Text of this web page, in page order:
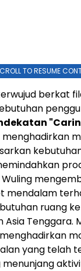
TO RESUME
berkat
menghadirkan
mendalam
ruang
Asia Tenggara.
yang telah